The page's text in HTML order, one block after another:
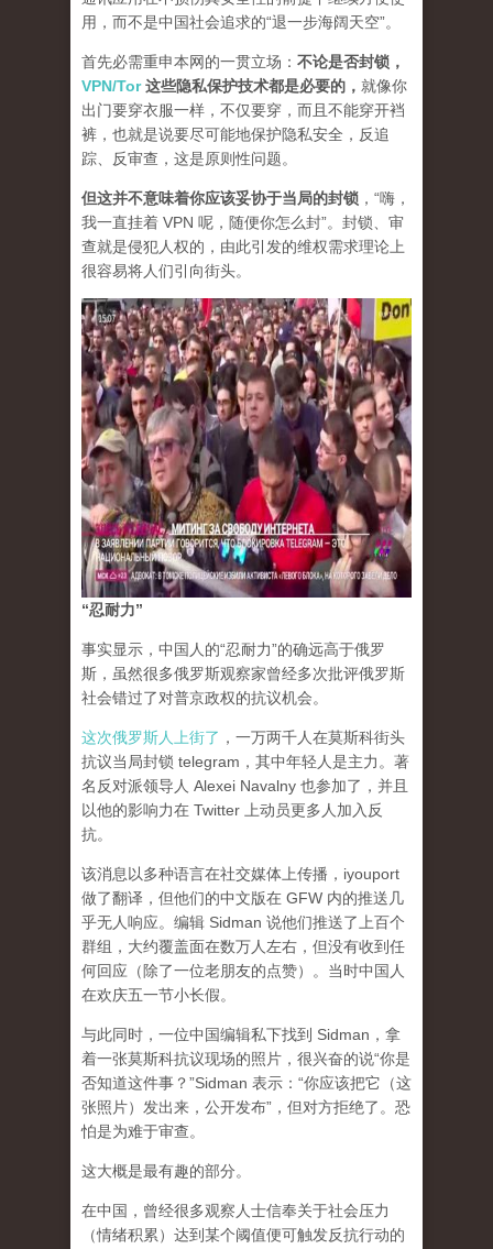
用，而不是中国社会追求的“退一步海阔天空”。
首先必需重申本网的一贯立场： 不论是否封锁，
VPN/Tor这些隐私保护技术都是必要的， 就像你
出门要穿衣服一样，不仅要穿，而且不能穿开裆
裤，也就是说要尽可能地保护隐私安全，反追
踪、反审查，这是原则性问题。
但这并不意味着你应该妥协于当局的封锁 ，“嗨，
我一直挂着 VPN 呢，随便你怎么封”。封锁、审
查就是侵犯人权的，由此引发的维权需求理论上
很容易将人们引向街头。
“忍耐力”
事实显示，中国人的“忍耐力”的确远高于俄罗
斯，虽然很多俄罗斯观察家曾经多次批评俄罗斯
社会错过了对普京政权的抗议机会。
这次俄罗斯人上街了 ，一万两千人在莫斯科街头
抗议当局封锁 telegram，其中年轻人是主力。著
名反对派领导人 Alexei Navalny 也参加了，并且
以他的影响力在 Twitter 上动员更多人加入反
抗。
该消息以多种语言在社交媒体上传播，iyouport
做了翻译，但他们的中文版在 GFW 内的推送几
乎无人响应。编辑 Sidman 说他们推送了上百个
群组，大约覆盖面在数万人左右，但没有收到任
何回应（除了一位老朋友的点赞）。当时中国人
在欢庆五一节小长假。
与此同时，一位中国编辑私下找到 Sidman，拿
着一张莫斯科抗议现场的照片，很兴奋的说“你是
否知道这件事？”Sidman 表示：“你应该把它（这
张照片）发出来，公开发布”，但对方拒绝了。恐
怕是为难于审查。
这大概是最有趣的部分。
在中国，曾经很多观察人士信奉关于社会压力
（情绪积累）达到某个阈值便可触发反抗行动的